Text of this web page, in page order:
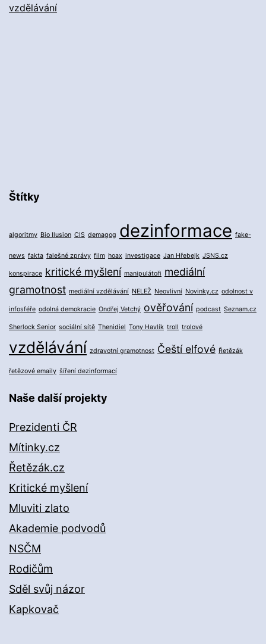
vzdělávání
Štítky
algoritmy Bio Ilusion CIS demagog dezinformace fake-
news fakta falešné zprávy film hoax investigace Jan Hřebejk JSNS.cz
konspirace kritické myšlení manipulátoři mediální
gramotnost mediální vzdělávání NELEŽ Neovlivní Novinky.cz odolnost v
infosféře odolná demokracie Ondřej Vetchý ověřování podcast Seznam.cz
Sherlock Senior sociální sítě Thenidiel Tony Havlík troll trolové
vzdělávání zdravotní gramotnost Čeští elfové Řetězák
řetězové emaily šíření dezinformací
Naše další projekty
Prezidenti ČR
Mítinky.cz
Řetězák.cz
Kritické myšlení
Mluviti zlato
Akademie podvodů
NSČM
Rodičům
Sděl svůj názor
Kapkovač